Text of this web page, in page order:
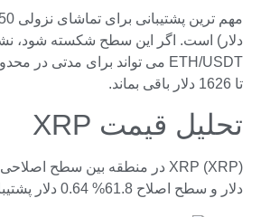
دلار) است. اگر این سطح شکسته شود،
تا 1626 دلار باقی بماند.
تحلیل قیمت XRP
دلار و سطح اصلاح 61.8% 0.64 دلار پشتیبانی می یابد.